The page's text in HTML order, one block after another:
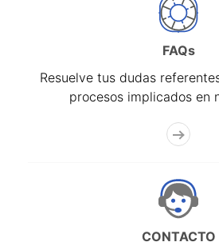
FAQs
Resuelve tus dudas
procesos implicados en
CONTACTO